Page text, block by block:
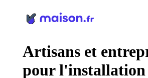
Artisans et
pour l'installation